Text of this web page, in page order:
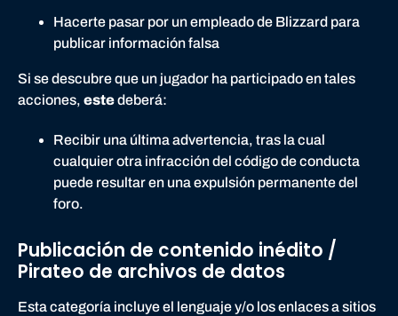
Hacerte pasar por un empleado de Blizzard para
publicar información falsa
Si se descubre que un jugador ha participado en tales
acciones, estedeberá:
Recibir una última advertencia, tras la cual
cualquier otra infracción del código de conducta
puede resultar en una expulsión permanente del
foro.
Publicación de contenido inédito /
Pirateo de archivos de datos
Esta categoría incluye el lenguaje y/o los enlaces a sitios